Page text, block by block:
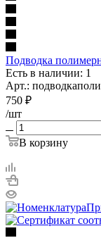
Подводка
Есть в наличии: 1
Арт.:
750 ₽
/шт
В корзину